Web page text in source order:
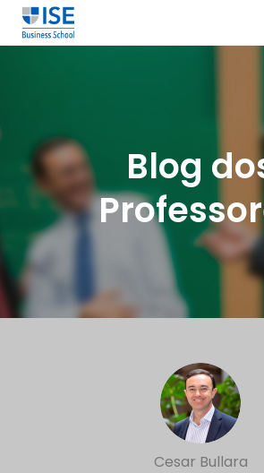
Blog
Cesar Bullara